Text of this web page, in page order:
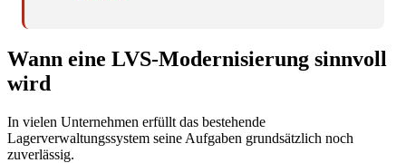
Wann eine LVS-Modernisierung sinnvoll
wird
In vielen Unternehmen erfüllt das bestehende
Lagerverwaltungssystem seine Aufgaben grundsätzlich noch
zuverlässig.